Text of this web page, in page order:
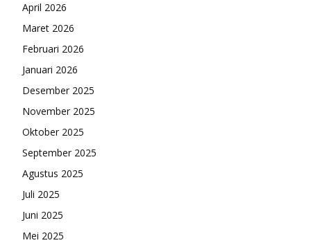
April 2026
Maret 2026
Februari 2026
Januari 2026
Desember 2025
November 2025
Oktober 2025
September 2025
Agustus 2025
Juli 2025
Juni 2025
Mei 2025